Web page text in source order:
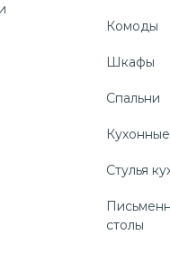
Комоды
Шкафы
Спальни
Стулья
столы